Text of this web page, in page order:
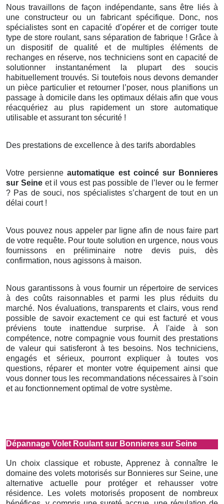
Nous travaillons de façon indépendante, sans être liés à
une constructeur ou un fabricant spécifique. Donc, nos
spécialistes sont en capacité d’opérer et de corriger toute
type de store roulant, sans séparation de fabrique ! Grâce à
un dispositif de qualité et de multiples éléments de
rechanges en réserve, nos techniciens sont en capacité de
solutionner instantanément la plupart des soucis
habituellement trouvés. Si toutefois nous devons demander
un pièce particulier et retourner l’poser, nous planifions un
passage à domicile dans les optimaux délais afin que vous
réacquériez au plus rapidement un store automatique
utilisable et assurant ton sécurité !
Des prestations de excellence à des tarifs abordables
Votre persienneautomatique est coincé sur Bonnieres
sur Seineet il vous est pas possible de l’lever ou le fermer
? Pas de souci, nos spécialistes s’chargent de tout en un
délai court !
Vous pouvez nous appeler par ligne afin de nous faire part
de votre requête. Pour toute solution en urgence, nous vous
fournissons en préliminaire notre devis puis, dès
confirmation, nous agissons à maison.
Nous garantissons à vous fournir un répertoire de services
à des coûts raisonnables et parmi les plus réduits du
marché. Nos évaluations, transparents et clairs, vous rend
possible de savoir exactement ce qui est facturé et vous
préviens toute inattendue surprise. À l'aide à son
compétence, notre compagnie vous fournit des prestations
de valeur qui satisferont à tes besoins. Nos techniciens,
engagés et sérieux, pourront expliquer à toutes vos
questions, réparer et monter votre équipement ainsi que
vous donner tous les recommandations nécessaires à l’soin
et au fonctionnement optimal de votre système.
Dépannage Volet Roulant sur Bonnieres sur Seine
Un choix classique et robuste, Apprenez à connaître le
domaine des volets motorisés sur Bonnieres sur Seine, une
alternative actuelle pour protéger et rehausser votre
résidence. Les volets motorisés proposent de nombreux